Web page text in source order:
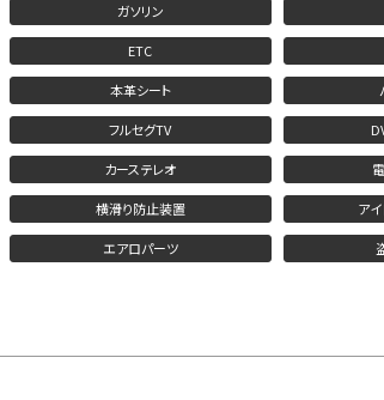
ガソリン
ETC
本革シート
フルセグTV
カーステレオ
横滑り防止装置 ア
エアロパーツ